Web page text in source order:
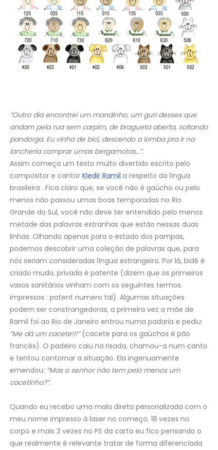
“Outro dia encontrei um mandinho, um guri desses que
andam pela rua sem carpim, de bragueta aberta, soltando
pandorga. Eu vinha de bici, descendo a lomba pra ir na
lancheria comprar umas bergamotas…”.
Assim começa um texto muito divertido escrito pelo
compositor e cantor Kledir Ramil a respeito da língua
brasileira . Fica claro que, se você não é gaúcho ou pelo
menos não passou umas boas temporadas no Rio
Grande do Sul, você não deve ter entendido pelo menos
metade das palavras estranhas que estão nessas duas
linhas. Olhando apenas para o estado dos pampas,
podemos descobrir uma coleção de palavras que, para
nós seriam consideradas língua estrangeira. Por lá, bidê é
criado mudo, privada é patente (dizem que os primeiros
vasos sanitários vinham com os seguintes termos
impressos : patent numero tal). Algumas situações
podem ser constrangedoras, a primeira vez a mãe de
Ramil foi ao Rio de Janeiro entrou numa padaria e pediu:
“Me dá um cacete!!!”(cacete para os gaúchos é pão
francês). O padeiro caiu na risada, chamou-a num canto
e tentou contornar a situação. Ela ingenuamente
emendou: “Mas o senhor não tem pelo menos um
cacetinho?”.
Quando eu recebo uma mala direta personalizada com o
meu nome impresso à laser no começo, 18 vezes no
corpo e mais 3 vezes no PS da carta eu fico pensando o
que realmente é relevante tratar de forma diferenciada